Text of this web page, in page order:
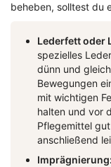
beheben, solltest du
Lederfett oder
spezielles
dünn und
Bewegungen
mit wichtigen
halten und vor
Pflegemittel
anschließend
Imprägnierung: